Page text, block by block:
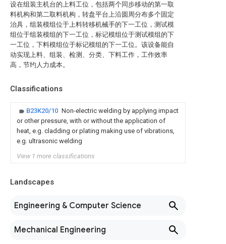
设在组装主机台的上料工位，包括两个同步移动的第一取
料机构和第二取料机构，转盘平台上沿圆周分布多个固定
治具，组装模组位于上料转移机械手的下一工位，测试模
组位于组装模组的下一工位，标记模组位于测试模组的下
一工位，下料模组位于标记模组的下一工位。该设备能自
动实现上料、组装、检测、分类、下料工作，工作效率
高，节约人力成本。
Classifications
B23K20/10 Non-electric welding by applying impact
or other pressure, with or without the application of
heat, e.g. cladding or plating making use of vibrations,
e.g. ultrasonic welding
View 1 more classifications
Landscapes
Engineering & Computer Science
Mechanical Engineering